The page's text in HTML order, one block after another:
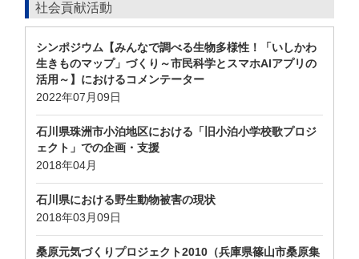
社会貢献活動
シンポジウム【みんなで調べる生物多様性！「いしかわ
生きものマップ」づくり～市民科学とスマホAIアプリの
活用～】におけるコメンテーター
2022年07月09日
石川県珠洲市小泊地区における「旧小泊小学校歌プロジ
ェクト」での企画・支援
2018年04月
石川県における野生動物被害の現状
2018年03月09日
桑原元気づくりプロジェクト2010（兵庫県篠山市桑原集